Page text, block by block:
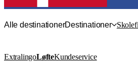
Alle destinationerDestinationer
ExtralingoLøfteKundeservice